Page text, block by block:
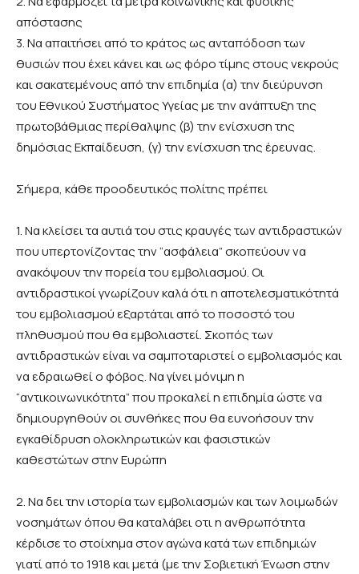
απόστασης
3. Να απαιτήσει από το κράτος ως ανταπόδοση των
θυσιών που έχει κάνει και ως φόρο τίμης στους νεκρούς
και σακατεμένους από την επιδημία (α) την διεύρυνση
του Εθνικού Συστήματος Υγείας με την ανάπτυξη της
πρωτοβάθμιας περίθαλψης (β) την ενίσχυση της
δημόσιας Εκπαίδευση, (γ) την ενίσχυση της έρευνας.
Σήμερα, κάθε προοδευτικός πολίτης πρέπει
1. Να κλείσει τα αυτιά του στις κραυγές των αντιδραστικών
που υπερτονίζοντας την “ασφάλεια” σκοπεύουν να
ανακόψουν την πορεία του εμβολιασμού. Οι
αντιδραστικοί γνωρίζουν καλά ότι η αποτελεσματικότητά
του εμβολιασμού εξαρτάται από το ποσοστό του
πληθυσμού που θα εμβολιαστεί. Σκοπός των
αντιδραστικών είναι να σαμποταριστεί ο εμβολιασμός και
να εδραιωθεί ο φόβος. Να γίνει μόνιμη η
“αντικοινωνικότητα” που προκαλεί η επιδημία ώστε να
δημιουργηθούν οι συνθήκες που θα ευνοήσουν την
εγκαθίδρυση ολοκληρωτικών και φασιστικών
καθεστώτων στην Ευρώπη
2. Να δει την ιστορία των εμβολιασμών και των λοιμωδών
νοσημάτων όπου θα καταλάβει οτι η ανθρωπότητα
κέρδισε το στοίχημα στον αγώνα κατά των επιδημιών
γιατί από το 1918 και μετά (με την Σοβιετική Ένωση στην